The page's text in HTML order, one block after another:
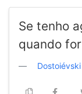
Se tenho
quando
Dostoiévski